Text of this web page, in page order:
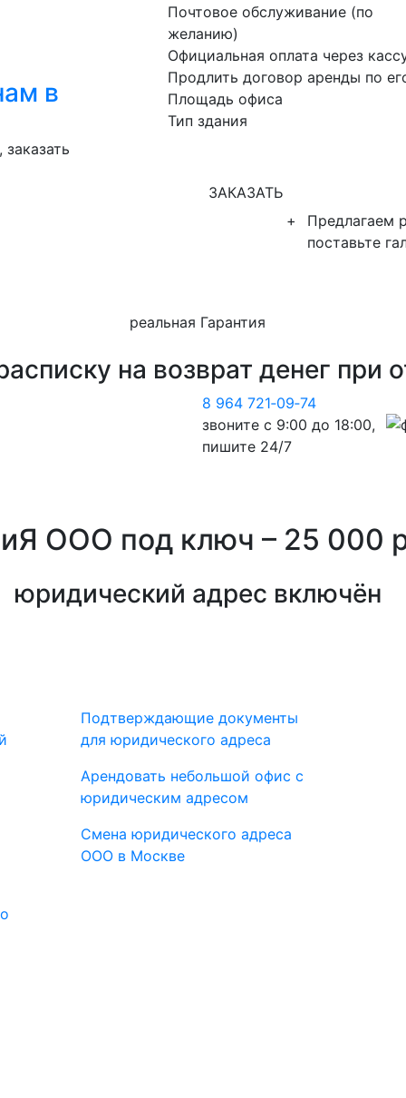
в
Почтовое обслуживание (по
желанию)
Официальная оплата через
Продлить договор аренды по
Площадь офиса
Тип здания
ЗАКАЗАТЬ
+
Предлагаем
поставьте
реальная Гарантия
на возврат денег при
8 964 721‑09‑74
звоните с 9:00 до 18:00,
пишите 24/7
ООО под ключ – 25 000
юридический адрес включён
Подтверждающие документы
для юридического адреса
Арендовать небольшой офис с
юридическим адресом
Смена юридического адреса
ООО в Москве